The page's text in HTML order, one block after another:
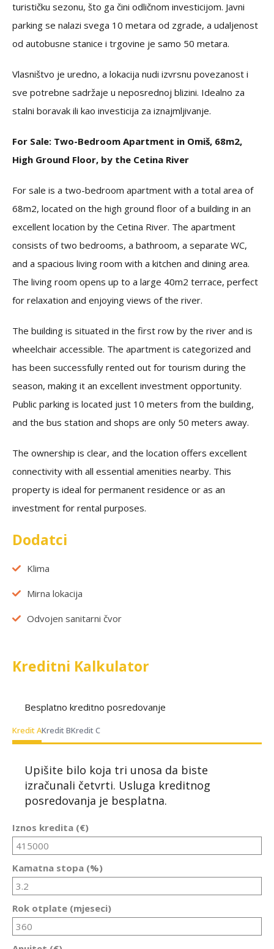
turističku sezonu, što ga čini odličnom investicijom. Javni
parking se nalazi svega 10 metara od zgrade, a udaljenost
od autobusne stanice i trgovine je samo 50 metara.
Vlasništvo je uredno, a lokacija nudi izvrsnu povezanost i
sve potrebne sadržaje u neposrednoj blizini. Idealno za
stalni boravak ili kao investicija za iznajmljivanje.
For Sale: Two-Bedroom Apartment in Omiš, 68m2,
High Ground Floor, by the Cetina River
For sale is a two-bedroom apartment with a total area of
68m2, located on the high ground floor of a building in an
excellent location by the Cetina River. The apartment
consists of two bedrooms, a bathroom, a separate WC,
and a spacious living room with a kitchen and dining area.
The living room opens up to a large 40m2 terrace, perfect
for relaxation and enjoying views of the river.
The building is situated in the first row by the river and is
wheelchair accessible. The apartment is categorized and
has been successfully rented out for tourism during the
season, making it an excellent investment opportunity.
Public parking is located just 10 meters from the building,
and the bus station and shops are only 50 meters away.
The ownership is clear, and the location offers excellent
connectivity with all essential amenities nearby. This
property is ideal for permanent residence or as an
investment for rental purposes.
Dodatci
Klima
Mirna lokacija
Odvojen sanitarni čvor
Kreditni Kalkulator
Besplatno kreditno posredovanje
Kredit AKredit BKredit C
Upišite bilo koja tri unosa da biste
izračunali četvrti. Usluga kreditnog
posredovanja je besplatna.
Iznos kredita (€)
Kamatna stopa (%)
Rok otplate (mjeseci)